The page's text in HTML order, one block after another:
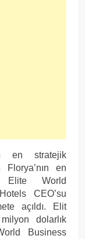
en stratejik
Florya’nın en
World
CEO’su
açıldı. Elit
dolarlık
Business